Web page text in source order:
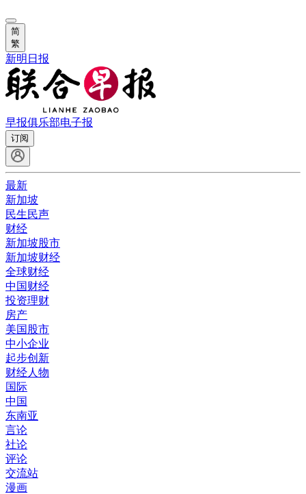
简
繁
新明日报
早报俱乐部电子报
订阅
最新
新加坡
民生民声
财经
新加坡股市
新加坡财经
全球财经
中国财经
投资理财
房产
美国股市
中小企业
起步创新
财经人物
国际
中国
东南亚
言论
社论
评论
交流站
漫画